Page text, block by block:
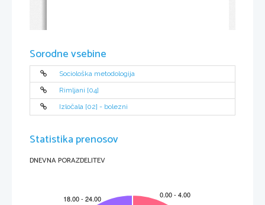
Sorodne vsebine
Sociološka metodologija
Rimljani [04]
Izločala [02] - bolezni
Statistika prenosov
DNEVNA PORAZDELITEV